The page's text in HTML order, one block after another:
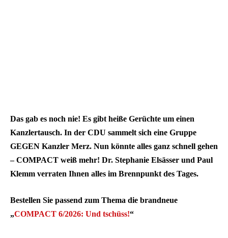
Das gab es noch nie! Es gibt heiße Gerüchte um einen
Kanzlertausch. In der CDU sammelt sich eine Gruppe
GEGEN Kanzler Merz. Nun könnte alles ganz schnell gehen
– COMPACT weiß mehr! Dr. Stephanie Elsässer und Paul
Klemm verraten Ihnen alles im Brennpunkt des Tages.
Bestellen Sie passend zum Thema die brandneue
„COMPACT 6/2026: Und tschüss!“